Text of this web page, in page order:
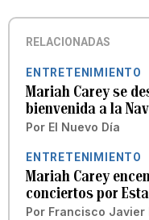
RELACIONADAS
ENTRETENIMIENTO
Mariah Carey se
bienvenida a la
Por El Nuevo Día
ENTRETENIMIENTO
Mariah Carey
conciertos por
Por Francisco Javier